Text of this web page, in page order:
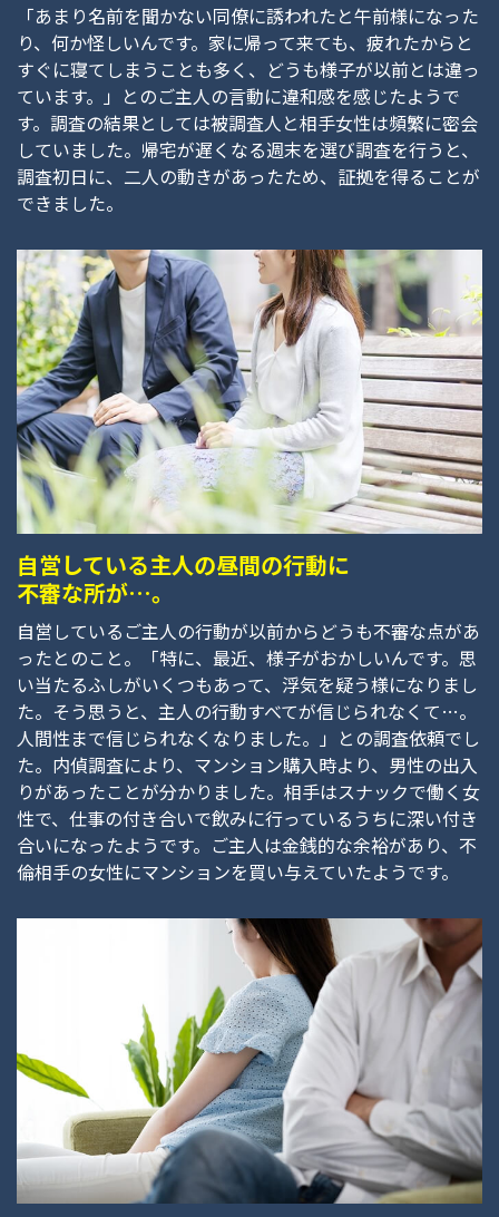
「あまり名前を聞かない同僚に誘われたと午前様になった
り、何か怪しいんです。家に帰って来ても、疲れたからと
すぐに寝てしまうことも多く、どうも様子が以前とは違っ
ています。」とのご主人の言動に違和感を感じたようで
す。調査の結果としては被調査人と相手女性は頻繁に密会
していました。帰宅が遅くなる週末を選び調査を行うと、
調査初日に、二人の動きがあったため、証拠を得ることが
できました。
自営している主人の昼間の行動に
不審な所が…。
自営しているご主人の行動が以前からどうも不審な点があ
ったとのこと。「特に、最近、様子がおかしいんです。思
い当たるふしがいくつもあって、浮気を疑う様になりまし
た。そう思うと、主人の行動すべてが信じられなくて…。
人間性まで信じられなくなりました。」との調査依頼でし
た。内偵調査により、マンション購入時より、男性の出入
りがあったことが分かりました。相手はスナックで働く女
性で、仕事の付き合いで飲みに行っているうちに深い付き
合いになったようです。ご主人は金銭的な余裕があり、不
倫相手の女性にマンションを買い与えていたようです。